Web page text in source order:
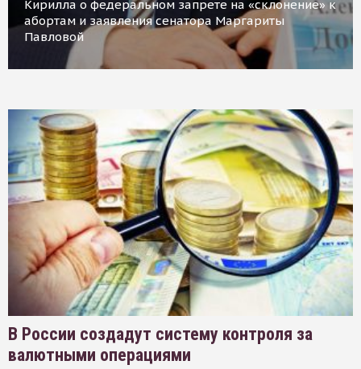
Кирилла о федеральном запрете на «склонение» к
абортам и заявления сенатора Маргариты
Павловой
В России создадут систему контроля за
валютными операциями